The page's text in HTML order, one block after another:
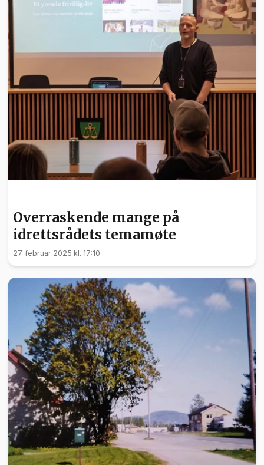
Overraskende mange på
idrettsrådets temamøte
27. februar 2025 kl. 17:10